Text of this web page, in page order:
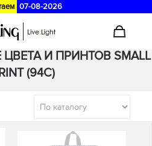
07-08-2026
И ПРИНТОВ SMALL
(94C)